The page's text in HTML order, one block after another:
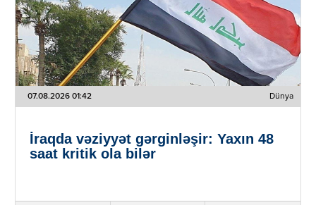
07.08.2026 01:42 Dünya
İraqda vəziyyət gərginləşir: Yaxın 48
saat kritik ola bilər